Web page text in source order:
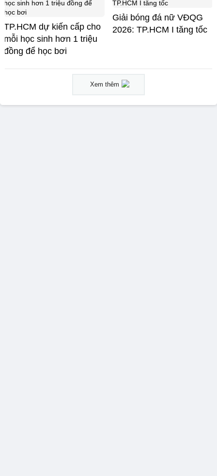
TP.HCM dự kiến cấp cho
mỗi học sinh hơn 1 triệu
đồng để học bơi
Giải bóng đá nữ VĐQG
2026: TP.HCM I tăng tốc
Xem thêm